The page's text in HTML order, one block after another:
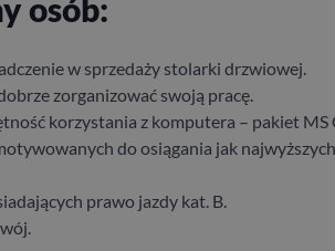
osób:
w sprzedaży stolarki drzwiowej.
zorganizować swoją pracę.
korzystania z komputera – pakiet MS
do osiągania jak
prawo jazdy kat. B.